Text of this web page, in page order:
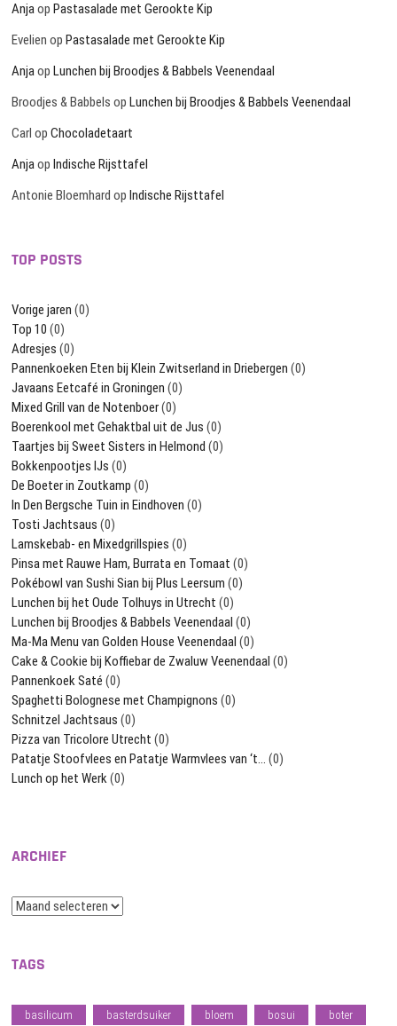
AnjaopPastasalade met Gerookte Kip
Evelien opPastasalade met Gerookte Kip
AnjaopLunchen bij Broodjes & Babbels Veenendaal
Broodjes & Babbels opLunchen bij Broodjes & Babbels Veenendaal
Carl opChocoladetaart
AnjaopIndische Rijsttafel
Antonie Bloemhard opIndische Rijsttafel
TOP POSTS
Vorige jaren (0)
Top 10 (0)
Adresjes (0)
Pannenkoeken Eten bij Klein Zwitserland in Driebergen (0)
Javaans Eetcafé in Groningen (0)
Mixed Grill van de Notenboer(0)
Boerenkool met Gehaktbal uit de Jus (0)
Taartjes bij Sweet Sisters in Helmond (0)
Bokkenpootjes IJs (0)
De Boeter in Zoutkamp (0)
In Den Bergsche Tuin in Eindhoven (0)
Tosti Jachtsaus (0)
Lamskebab- en Mixedgrillspies (0)
Pinsa met Rauwe Ham, Burrata en Tomaat (0)
Pokébowl van Sushi Sian bij Plus Leersum (0)
Lunchen bij het Oude Tolhuys in Utrecht (0)
Lunchen bij Broodjes & Babbels Veenendaal (0)
Ma-Ma Menu van Golden House Veenendaal (0)
Cake & Cookie bij Koffiebar de Zwaluw Veenendaal (0)
Pannenkoek Saté (0)
Spaghetti Bolognese met Champignons (0)
Schnitzel Jachtsaus (0)
Pizza van Tricolore Utrecht (0)
Patatje Stoofvlees en Patatje Warmvlees van ‘t… (0)
Lunch op het Werk(0)
ARCHIEF
Archief
TAGS
basilicum basterdsuiker bloem bosui boter